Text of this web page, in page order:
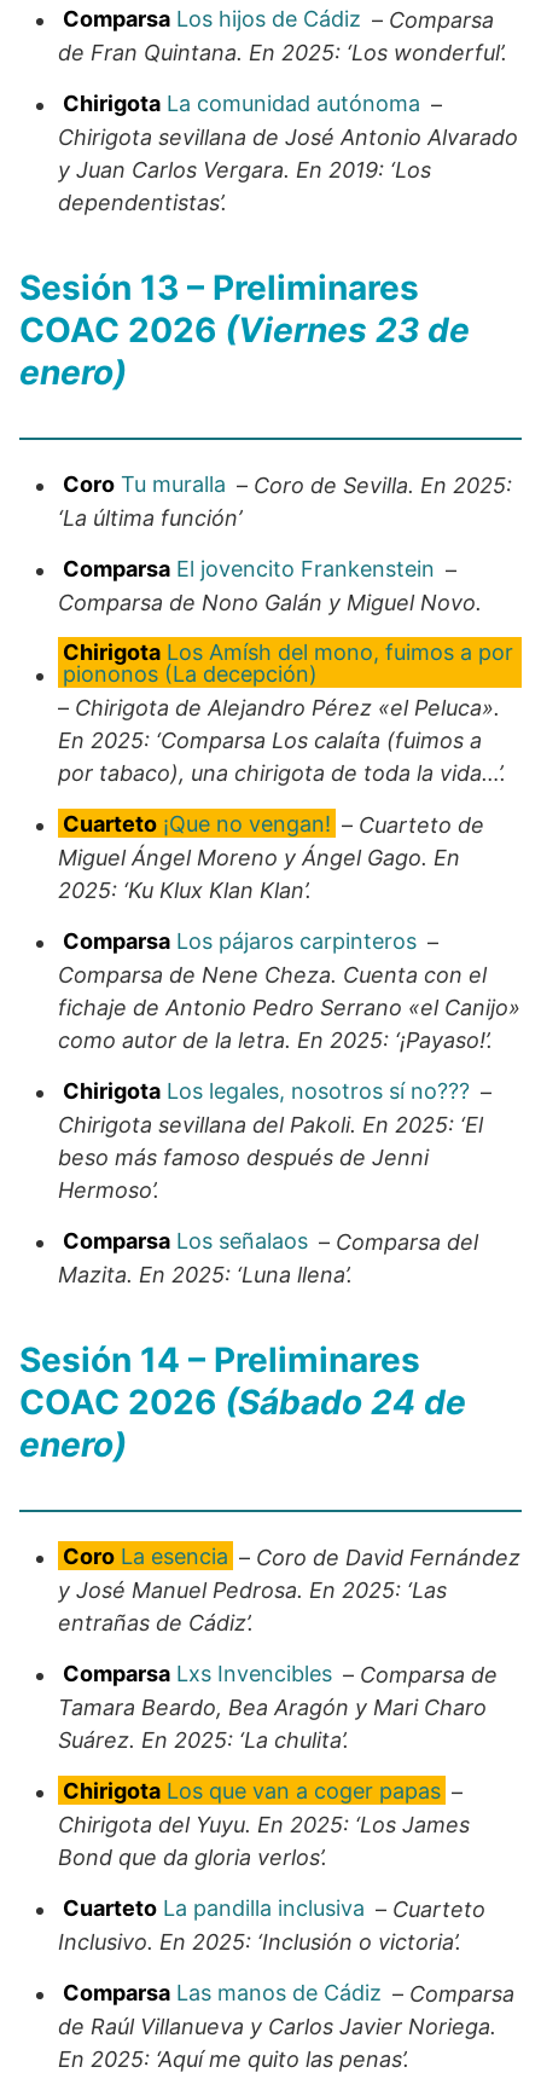
Comparsa Los hijos de Cádiz – Comparsa
de Fran Quintana. En 2025: ‘Los wonderful’.
Chirigota La comunidad autónoma –
Chirigota sevillana de José Antonio Alvarado
y Juan Carlos Vergara. En 2019: ‘Los
dependentistas’.
Sesión 13 – Preliminares
COAC 2026 (Viernes 23 de
enero)
Coro Tu muralla – Coro de Sevilla. En 2025:
‘La última función’
Comparsa El jovencito Frankenstein –
Comparsa de Nono Galán y Miguel Novo.
Chirigota Los Amísh del mono, fuimos a por
piononos (La decepción)
– Chirigota de Alejandro Pérez «el Peluca».
En 2025: ‘Comparsa Los calaíta (fuimos a
por tabaco), una chirigota de toda la vida…’.
Cuarteto ¡Que no vengan! – Cuarteto de
Miguel Ángel Moreno y Ángel Gago. En
2025: ‘Ku Klux Klan Klan’.
Comparsa Los pájaros carpinteros –
Comparsa de Nene Cheza. Cuenta con el
fichaje de Antonio Pedro Serrano «el Canijo»
como autor de la letra. En 2025: ‘¡Payaso!’.
Chirigota Los legales, nosotros sí no??? –
Chirigota sevillana del Pakoli. En 2025: ‘El
beso más famoso después de Jenni
Hermoso’.
Comparsa Los señalaos – Comparsa del
Mazita. En 2025: ‘Luna llena’.
Sesión 14 – Preliminares
COAC 2026 (Sábado 24 de
enero)
Coro La esencia – Coro de David Fernández
y José Manuel Pedrosa. En 2025: ‘Las
entrañas de Cádiz’.
Comparsa Lxs Invencibles – Comparsa de
Tamara Beardo, Bea Aragón y Mari Charo
Suárez. En 2025: ‘La chulita’.
Chirigota Los que van a coger papas –
Chirigota del Yuyu. En 2025: ‘Los James
Bond que da gloria verlos’.
Cuarteto La pandilla inclusiva – Cuarteto
Inclusivo. En 2025: ‘Inclusión o victoria’.
Comparsa Las manos de Cádiz – Comparsa
de Raúl Villanueva y Carlos Javier Noriega.
En 2025: ‘Aquí me quito las penas’.